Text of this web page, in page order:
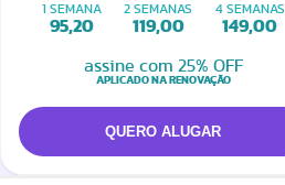
1 SEMANA
95,20
2 SEMANAS
119,00
4 SEMANAS
149,00
assine com 25% OFF
APLICADO NA RENOVAÇÃO